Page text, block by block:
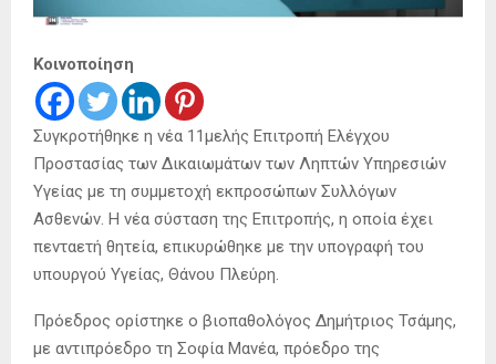
Κοινοποίηση
Συγκροτήθηκε η νέα 11μελής Επιτροπή Ελέγχου
Προστασίας των Δικαιωμάτων των Ληπτών Υπηρεσιών
Υγείας με τη συμμετοχή εκπροσώπων Συλλόγων
Ασθενών. Η νέα σύσταση της Επιτροπής, η οποία έχει
πενταετή θητεία, επικυρώθηκε με την υπογραφή του
υπουργού Υγείας, Θάνου Πλεύρη.
Πρόεδρος ορίστηκε ο βιοπαθολόγος Δημήτριος Τσάμης,
με αντιπρόεδρο τη Σοφία Μανέα, πρόεδρο της